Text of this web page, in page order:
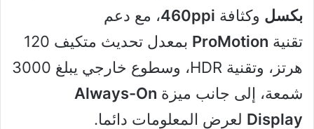
بكسل وكثافة 460ppi، مع دعم
تقنية ProMotion
بمعدل تحديث متكيف 120
هرتز، وتقنية HDR، وسطوع خارجي يبلغ 3000
شمعة، إلى جانب ميزة Always-On
Display لعرض المعلومات دائما.